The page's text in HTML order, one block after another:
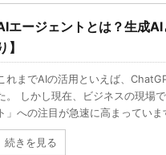
エージェントとは？生成
】
れまでAIの活用といえば、
。 しかし現在、ビジネスの現場
ト」への注目が急速に高まってい
続きを見る